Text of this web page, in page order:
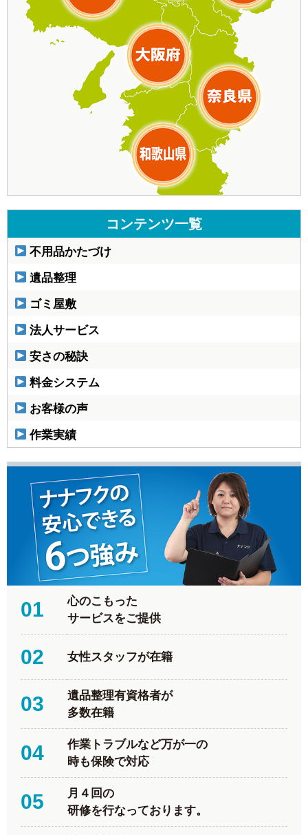
コンテンツ一覧
不用品かたづけ
遺品整理
ゴミ屋敷
法人サービス
安さの秘訣
料金システム
お客様の声
作業実績
01
心のこもった
サービスをご提供
02 女性スタッフが在籍
03
遺品整理有資格者が
多数在籍
04
作業トラブルなど万が一の
時も保険で対応
05
月４回の
研修を行なっております。